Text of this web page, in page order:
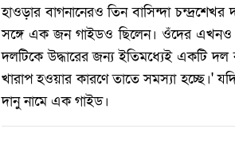
হাওড়ার বাগনানেরও তিন বাসিন্দা
সঙ্গে এক জন গাইডও ছিলেন। ওঁদের এখনও
দলটিকে উদ্ধারের জন্য ইতিমধ্যেই একটি দল
খারাপ হওয়ার কারণে তাতে সমস্যা হচ্ছে।'
দানু নামে এক গাইড।